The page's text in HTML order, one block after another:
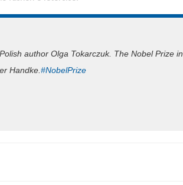
author Olga Tokarczuk. The Nobel Prize in
Handke. #NobelPrize